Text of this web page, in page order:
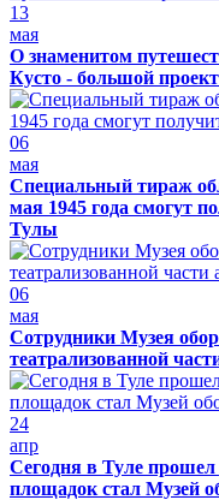
13
мая
О знаменитом
Кусто - большой
06
мая
Специальный тираж
мая 1945 года смогут
Тулы
06
мая
Сотрудники Музея
театрализованной
24
апр
Сегодня в Туле
площадок стал Музей